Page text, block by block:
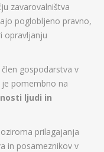
zavarovalništva
poglobljeno pravno,
opravljanju
gospodarstva v
pomembno na
ljudi in
prilagajanja
in posameznikov v